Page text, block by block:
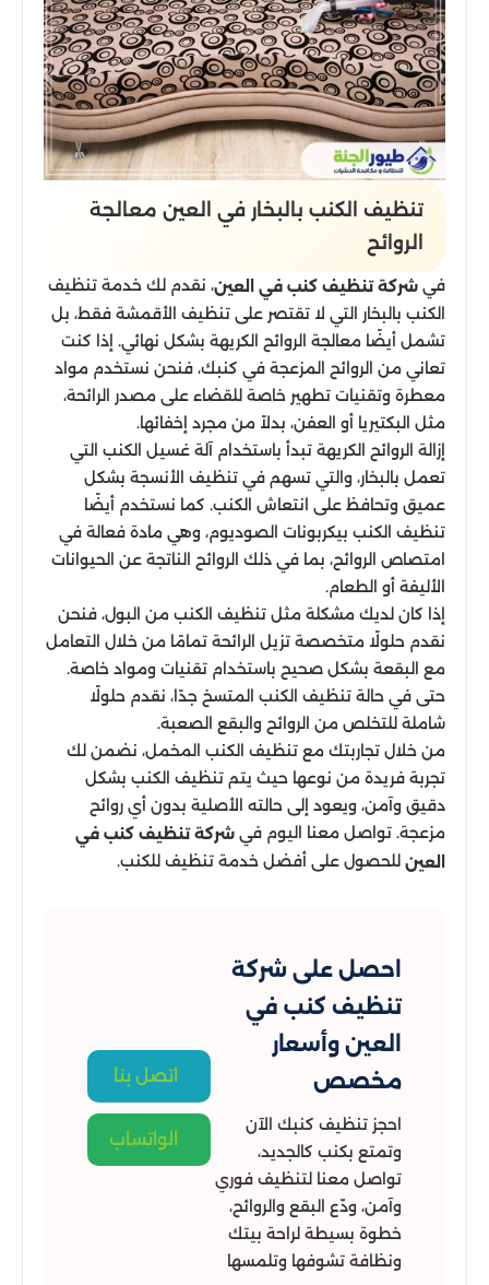
تنظيف الكنب بالبخار في العين معالجة
الروائح
في شركة تنظيف كنب في العين، نقدم لك خدمة تنظيف
الكنب بالبخار التي لا تقتصر على تنظيف الأقمشة فقط، بل
تشمل أيضًا معالجة الروائح الكريهة بشكل نهائي. إذا كنت
تعاني من الروائح المزعجة في كنبك، فنحن نستخدم مواد
معطرة وتقنيات تطهير خاصة للقضاء على مصدر الرائحة،
مثل البكتيريا أو العفن، بدلاً من مجرد إخفائها.
إزالة الروائح الكريهة تبدأ باستخدام آلة غسيل الكنب التي
تعمل بالبخار، والتي تسهم في تنظيف الأنسجة بشكل
عميق وتحافظ على انتعاش الكنب. كما نستخدم أيضًا
تنظيف الكنب بيكربونات الصوديوم، وهي مادة فعالة في
امتصاص الروائح، بما في ذلك الروائح الناتجة عن الحيوانات
الأليفة أو الطعام.
إذا كان لديك مشكلة مثل تنظيف الكنب من البول، فنحن
نقدم حلولًا متخصصة تزيل الرائحة تمامًا من خلال التعامل
مع البقعة بشكل صحيح باستخدام تقنيات ومواد خاصة.
حتى في حالة تنظيف الكنب المتسخ جدًا، نقدم حلولًا
شاملة للتخلص من الروائح والبقع الصعبة.
من خلال تجاربتك مع تنظيف الكنب المخمل، نضمن لك
تجربة فريدة من نوعها حيث يتم تنظيف الكنب بشكل
دقيق وآمن، ويعود إلى حالته الأصلية بدون أي روائح
مزعجة. تواصل معنا اليوم في شركة تنظيف كنب في
العين للحصول على أفضل خدمة تنظيف للكنب.
احصل على شركة
تنظيف كنب في
العين وأسعار
مخصص
احجز تنظيف كنبك الآن
وتمتع بكنب كالجديد،
تواصل معنا لتنظيف فوري
وآمن، ودّع البقع والروائح،
خطوة بسيطة لراحة بيتك
ونظافة تشوفها وتلمسها
اتصل بنا
الواتساب